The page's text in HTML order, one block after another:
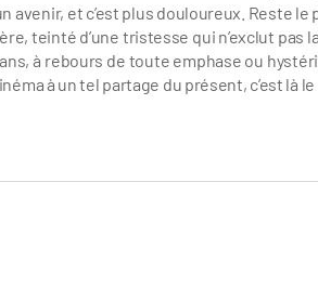
avenir, et c’est plus douloureux.
teinté d’une tristesse qui n’exclut pas
à rebours de toute emphase ou
à un tel partage du présent, c’est là